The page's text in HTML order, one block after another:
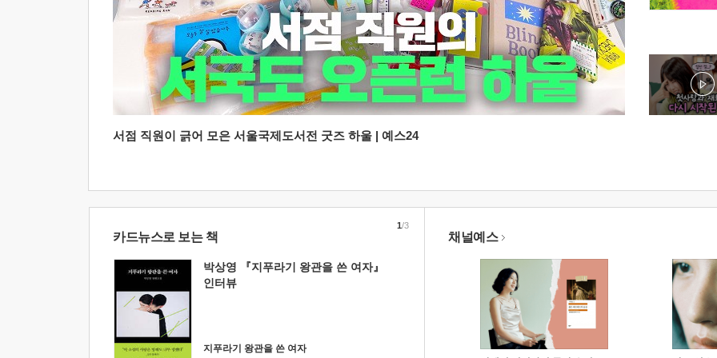
서점 직원이 긁어 모은 서울국제도서전 굿즈 하울 | 예스24
카드뉴스로 보는 책
박상영 『지푸라기 왕관을 쓴 여자』
인터뷰
지푸라기 왕관을 쓴 여자
1/3
채널예스